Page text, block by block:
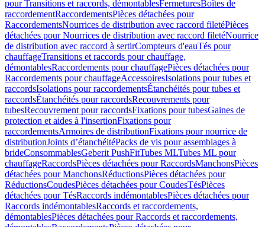
pour Transitions et raccords, démontablesFermeturesBoîtes de
raccordementRaccordementsPièces détachées pour
RaccordementsNourrices de distribution avec raccord filetéPièces
détachées pour Nourrices de distribution avec raccord filetéNourrice
de distribution avec raccord à sertirCompteurs d'eauTés pour
chauffageTransitions et raccords pour chauffage,
démontablesRaccordements pour chauffagePièces détachées pour
Raccordements pour chauffageAccessoiresIsolations pour tubes et
raccordsIsolations pour raccordementsÉtanchéités pour tubes et
raccordsÉtanchéités pour raccordsRecouvrements pour
tubesRecouvrement pour raccordsFixations pour tubesGaines de
protection et aides à l'insertionFixations pour
raccordementsArmoires de distributionFixations pour nourrice de
distributionJoints d’étanchéitéPacks de vis pour assemblages à
brideConsommablesGeberit PushFitTubes MLTubes ML pour
chauffageRaccordsPièces détachées pour RaccordsManchonsPièces
détachées pour ManchonsRéductionsPièces détachées pour
RéductionsCoudesPièces détachées pour CoudesTésPièces
détachées pour TésRaccords indémontablesPièces détachées pour
Raccords indémontablesRaccords et raccordements,
démontablesPièces détachées pour Raccords et raccordements,